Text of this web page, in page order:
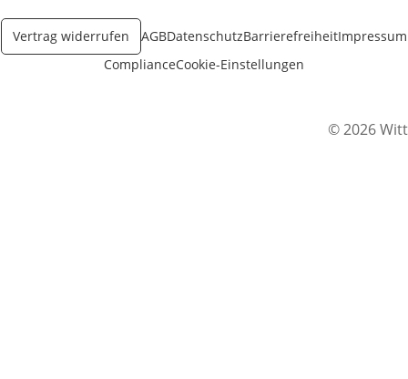
Vertrag widerrufen AGBDatenschutzBarrierefreiheitImpressum
ComplianceCookie-Einstellungen
© 2026 Witt